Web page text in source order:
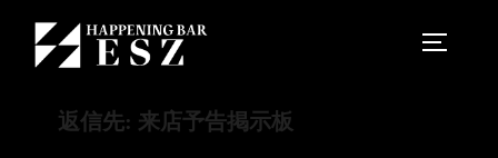
返信先: 来店予告掲示板